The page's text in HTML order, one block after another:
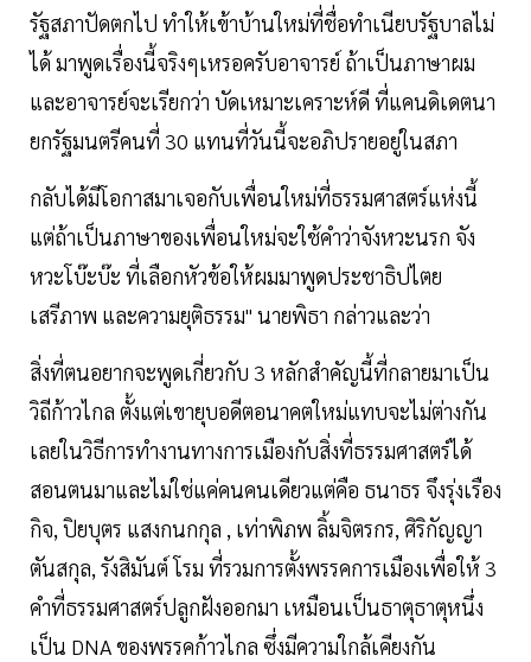
รัฐสภาปัดตกไป ทำให้เข้าบ้านใหม่ที่ชื่อทำเนียบรัฐบาลไม่
ได้ มาพูดเรื่องนี้จริงๆเหรอครับอาจารย์ ถ้าเป็นภาษาผม
และอาจารย์จะเรียกว่า บัดเหมาะเคราะห์ดี ที่แคนดิเดตนา
ยกรัฐมนตรีคนที่ 30 แทนที่วันนี้จะอภิปรายอยู่ในสภา
กลับได้มีโอกาสมาเจอกับเพื่อนใหม่ที่ธรรมศาสตร์แห่งนี้
แต่ถ้าเป็นภาษาของเพื่อนใหม่จะใช้คำว่าจังหวะนรก จัง
หวะโบ๊ะบ๊ะ ที่เลือกหัวข้อให้ผมมาพูดประชาธิปไตย
เสรีภาพ และความยุติธรรม" นายพิธา กล่าวและว่า
สิ่งที่ตนอยากจะพูดเกี่ยวกับ 3 หลักสำคัญนี้ที่กลายมาเป็น
วิถีก้าวไกล ตั้งแต่เขายุบอดีตอนาคตใหม่แทบจะไม่ต่างกัน
เลยในวิธีการทำงานทางการเมืองกับสิ่งที่ธรรมศาสตร์ได้
สอนตนมาและไม่ใช่แค่คนคนเดียวแต่คือ ธนาธร จึงรุ่งเรือง
กิจ, ปิยบุตร แสงกนกกุล , เท่าพิภพ ลิ้มจิตรกร, ศิริกัญญา
ตันสกุล, รังสิมันต์ โรม ที่รวมการตั้งพรรคการเมืองเพื่อให้ 3
คำที่ธรรมศาสตร์ปลูกฝังออกมา เหมือนเป็นธาตุธาตุหนึ่ง
เป็น DNA ของพรรคก้าวไกล ซึ่งมีความใกล้เคียงกัน